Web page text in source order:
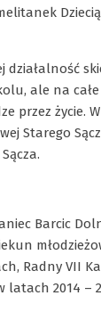
działalność
ale na całe
przez życie.
Starego
Barcic
Radny VII
latach 2014 –